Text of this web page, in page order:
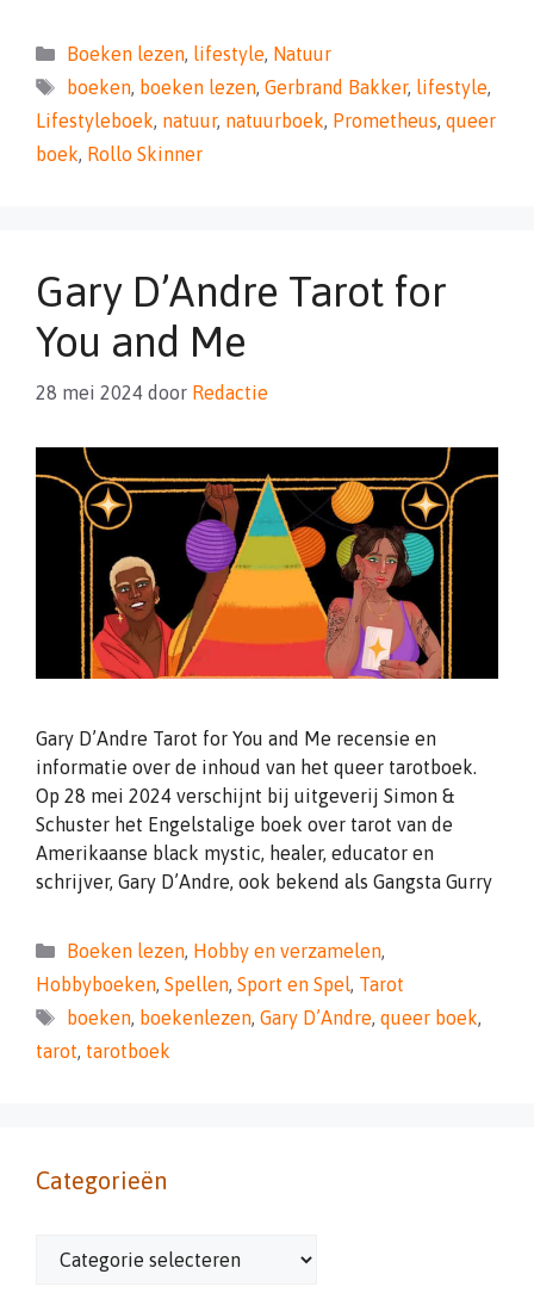
Categorieën
Boeken lezen, lifestyle, Natuur
Tags
boeken, boeken lezen, Gerbrand Bakker, lifestyle,
Lifestyleboek, natuur, natuurboek, Prometheus, queer
boek, Rollo Skinner
Gary D’Andre Tarot for
You and Me
28 mei 2024 door Redactie
Gary D’Andre Tarot for You and Me recensie en
informatie over de inhoud van het queer tarotboek.
Op 28 mei 2024 verschijnt bij uitgeverij Simon &
Schuster het Engelstalige boek over tarot van de
Amerikaanse black mystic, healer, educator en
schrijver, Gary D’Andre, ook bekend als Gangsta Gurry
Categorieën
Boeken lezen, Hobby en verzamelen,
Hobbyboeken, Spellen, Sport en Spel, Tarot
Tags
boeken, boekenlezen, Gary D’Andre, queer boek,
tarot, tarotboek
Categorieën
Categorieën